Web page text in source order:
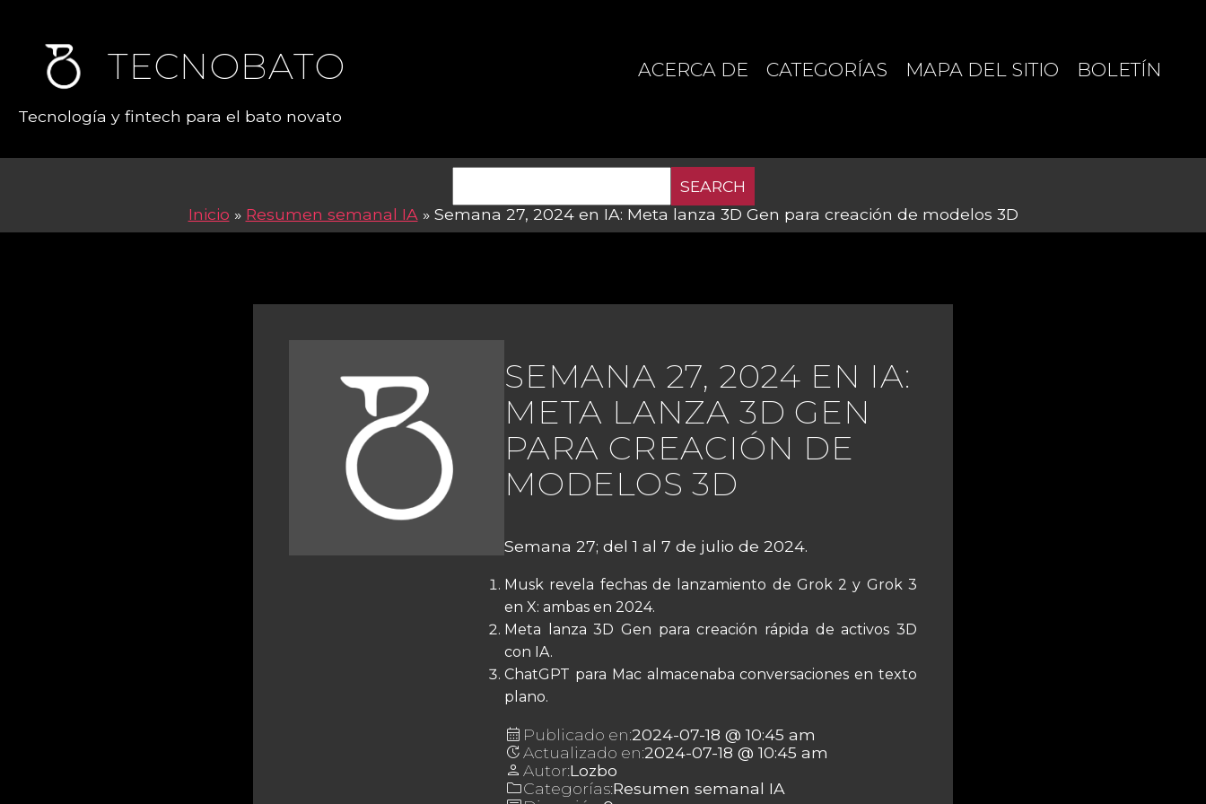
TECNOBATO
Tecnología y fintech para el bato novato
ACERCA DE CATEGORÍAS MAPA DEL SITIO BOLETÍN
SEARCH
Inicio » Resumen semanal IA » Semana 27, 2024 en IA: Meta lanza 3D Gen para creación de modelos 3D
SEMANA 27, 2024 EN IA:
META LANZA 3D GEN
PARA CREACIÓN DE
MODELOS 3D
Semana 27; del 1 al 7 de julio de 2024.
Musk revela fechas de lanzamiento de Grok 2 y Grok 3
en X: ambas en 2024.
Meta lanza 3D Gen para creación rápida de activos 3D
con IA.
ChatGPT para Mac almacenaba conversaciones en texto
plano.
calendar_month Publicado en:2024-07-18 @ 10:45 am
updateActualizado en:2024-07-18 @ 10:45 am
person Autor:Lozbo
folderCategorías:Resumen semanal IA